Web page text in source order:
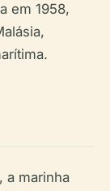
em 1958,
a marinha